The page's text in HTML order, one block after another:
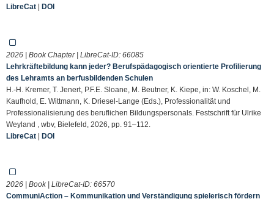
LibreCat | DOI
2026 | Book Chapter | LibreCat-ID: 66085
Lehrkräftebildung kann jeder? Berufspädagogisch orientierte Profilierung
des Lehramts an berfusbildenden Schulen
H.-H. Kremer, T. Jenert, P.F.E. Sloane, M. Beutner, K. Kiepe, in: W. Koschel, M.
Kaufhold, E. Wittmann, K. Driesel-Lange (Eds.), Professionalität und
Professionalisierung des beruflichen Bildungspersonals. Festschrift für Ulrike
Weyland , wbv, Bielefeld, 2026, pp. 91–112.
LibreCat | DOI
2026 | Book | LibreCat-ID: 66570
CommuniAction – Kommunikation und Verständigung spielerisch fördern